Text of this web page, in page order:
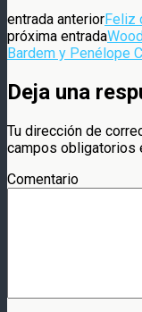
entrada anteriorFeliz
próxima entrada
Bardem y Penélope
Deja una
Tu dirección de
campos obligatorios
Comentario